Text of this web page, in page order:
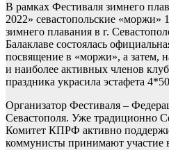
В рамках Фестиваля зимнего
2022» севастопольские «моржи»
зимнего плавания в г.
Балаклаве состоялась
посвящение в «моржи», а затем,
и наиболее активных членов
праздника украсила эстафета
Организатор Фестиваля –
Севастополя. Уже традиционно
Комитет КПРФ активно
коммунисты принимают участие